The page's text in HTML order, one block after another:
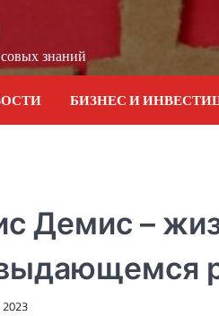
знаний
БИЗНЕС И
Демис –
2023